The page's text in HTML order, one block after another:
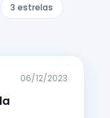
3 estrelas
06/12/2023